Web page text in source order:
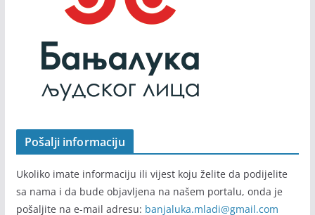
Pošalji informaciju
Ukoliko imate informaciju ili vijest koju želite da podijelite
sa nama i da bude objavljena na našem portalu, onda je
pošaljite na e-mail adresu: banjaluka.mladi@gmail.com